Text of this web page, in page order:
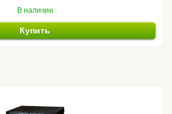
В наличии
Купить